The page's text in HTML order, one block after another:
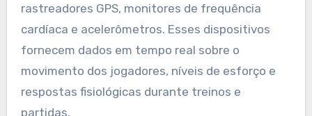
rastreadores GPS, monitores de frequência
cardíaca e acelerômetros. Esses dispositivos
fornecem dados em tempo real sobre o
movimento dos jogadores, níveis de esforço e
respostas fisiológicas durante treinos e
partidas.